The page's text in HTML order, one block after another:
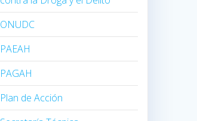
ONUDC
PAEAH
PAGAH
Plan de Acción